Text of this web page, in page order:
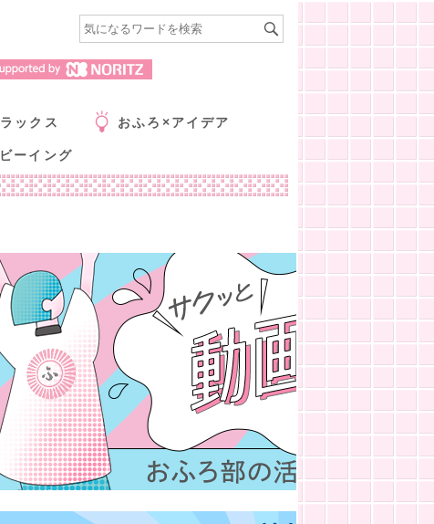
ックス おふろ×アイデア
ーイング